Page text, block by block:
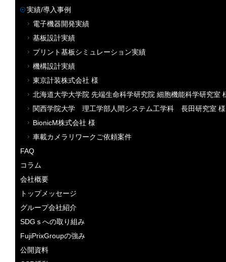
実績/導入事例
電子機器開発実績
基板設計実績
プリント基板シミュレーション実績
機構設計実績
東京計装株式会社 様
北海道大学大学院 先端生命科学研究院 細胞機能科学研究室
関西学院大学 理工学部人間システム工学科 長田研究室 様
BionicM株式会社 様
車載カメラリワークご依頼案件
FAQ
コラム
会社概要
トップメッセージ
グループ会社紹介
SDGｓへの取り組み
FujiPrixGroupの強み
公開資料